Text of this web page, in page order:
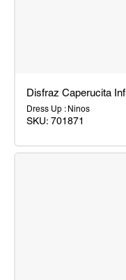
Disfraz
Disfraz Caperucita Inf
Dress Up : Ninos
SKU: 701871